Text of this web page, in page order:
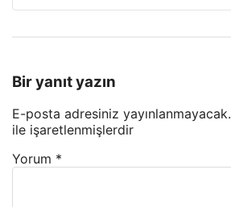
Bir yanıt yazın
E-posta adresiniz yayınlanmayacak.
ile işaretlenmişlerdir
Yorum *